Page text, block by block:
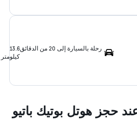
رحلة بالسيارة إلى 20 من الدقائق
13.6
كيلومتر
حجز هوتل بوتيك باتيو